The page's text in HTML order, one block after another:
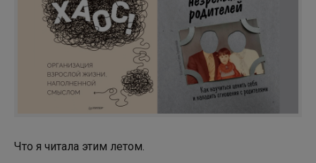
Что я читала этим летом.